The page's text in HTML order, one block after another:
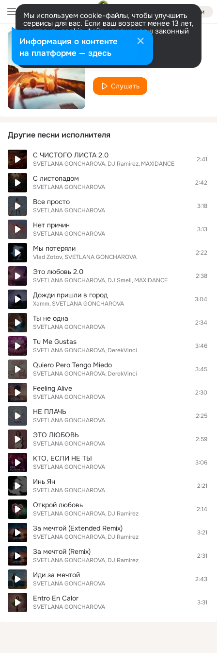
Войти
Мы используем cookie-файлы, чтобы улучшить
сервисы для вас. Если ваш возраст менее 13 лет,
настроить cookie-файлы должен ваш законный
представитель. Больше информации
Разрешить все Настроить
WOW чудеса
SVETLANA GONCHAROVA
Слушать
Другие песни исполнителя
С ЧИСТОГО ЛИСТА 2.0
SVETLANA GONCHAROVA DJ Ramirez MAXIDANCE
2:41
С листопадом
SVETLANA GONCHAROVA
2:42
Все просто
SVETLANA GONCHAROVA
3:18
Нет причин
SVETLANA GONCHAROVA
3:13
Мы потеряли
Vlad Zotov SVETLANA GONCHAROVA
2:22
Это любовь 2.0
SVETLANA GONCHAROVA DJ Smell MAXIDANCE
2:38
Дожди пришли в город
Xamm SVETLANA GONCHAROVA
3:04
Ты не одна
SVETLANA GONCHAROVA
2:34
Tu Me Gustas
SVETLANA GONCHAROVA DerekVinci
3:46
Quiero Pero Tengo Miedo
SVETLANA GONCHAROVA DerekVinci
3:45
Feeling Alive
SVETLANA GONCHAROVA
2:30
НЕ ПЛАЧЬ
SVETLANA GONCHAROVA
2:25
ЭТО ЛЮБОВЬ
SVETLANA GONCHAROVA
2:59
КТО, ЕСЛИ НЕ ТЫ
SVETLANA GONCHAROVA
3:06
Инь Ян
SVETLANA GONCHAROVA
2:21
Открой любовь
SVETLANA GONCHAROVA DJ Ramirez
2:14
За мечтой (Extended Remix)
SVETLANA GONCHAROVA DJ Ramirez
3:21
За мечтой (Remix)
SVETLANA GONCHAROVA DJ Ramirez
2:31
Иди за мечтой
SVETLANA GONCHAROVA
2:43
Entro En Calor
SVETLANA GONCHAROVA
3:31
Информация о контенте
на платформе — здесь